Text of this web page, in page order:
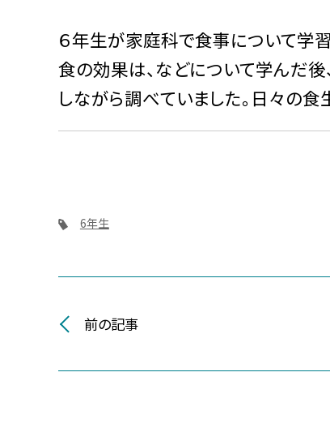
６年生が家庭科で食事について学
食の効果は、などについて学んだ
しながら調べていました。日々の食
6年生
前の記事